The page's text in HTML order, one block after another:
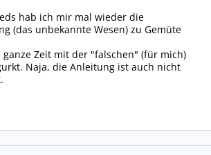
hab ich mir mal wieder die
(das unbekannte Wesen) zu Gemüte
Zeit mit der "falschen" (für mich)
Naja, die Anleitung ist auch nicht